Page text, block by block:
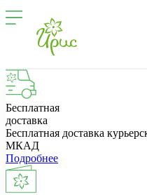
Бесплатная
доставка
Бесплатная доставка
МКАД
Подробнее